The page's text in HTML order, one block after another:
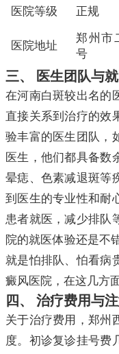
医院等级 正规
医院地址
郑州市
号
三、 医生团队与
在河南白斑较出名的
直接关系到治疗的效
验丰富的医生团队，
医生，他们都具备数
晕痣、色素减退斑等
到医生的专业性和耐
患者就医，减少排队
院的就医体验还是不
就是怕排队、怕看病
癜风医院，在这几方
四、 治疗费用与
关于治疗费用，郑州
度。初诊复诊挂号费